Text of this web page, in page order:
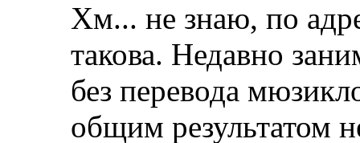
Хм... не знаю, по
такова. Недавно
без перевода
общим результатом